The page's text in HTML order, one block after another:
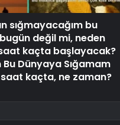
sığmayacağım bu
değil mi, neden
kaçta başlayacak?
Bu Dünyaya Sığamam
kaçta, ne zaman?